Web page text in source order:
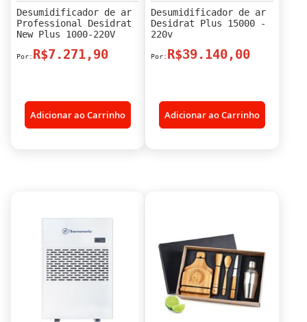
Desumidificador de ar
Professional Desidrat
New Plus 1000-220V
R$7.271,90
Adicionar ao Carrinho
Desumidificador de ar
Desidrat Plus 15000 -
220v
R$39.140,00
Adicionar ao Carrinho